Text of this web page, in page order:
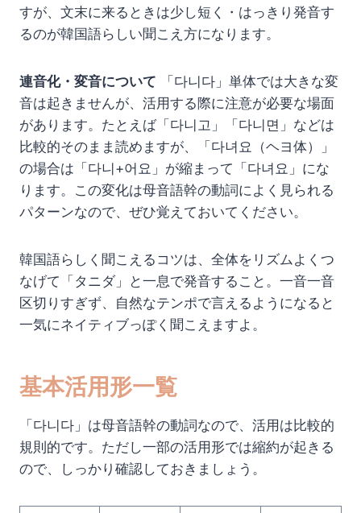
すが、文末に来るときは少し短く・はっきり発音す
るのが韓国語らしい聞こえ方になります。
連音化・変音について 「다니다」単体では大きな変
音は起きませんが、活用する際に注意が必要な場面
があります。たとえば「다니고」「다니면」などは
比較的そのまま読めますが、「다녀요（ヘヨ体）」
の場合は「다니+어요」が縮まって「다녀요」にな
ります。この変化は母音語幹の動詞によく見られる
パターンなので、ぜひ覚えておいてください。
韓国語らしく聞こえるコツは、全体をリズムよくつ
なげて「タニダ」と一息で発音すること。一音一音
区切りすぎず、自然なテンポで言えるようになると
一気にネイティブっぽく聞こえますよ。
基本活用形一覧
「다니다」は母音語幹の動詞なので、活用は比較的
規則的です。ただし一部の活用形では縮約が起きる
ので、しっかり確認しておきましょう。